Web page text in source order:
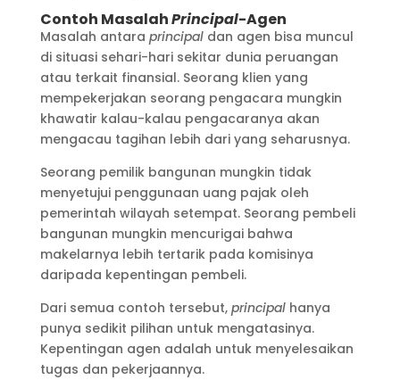
Contoh MasalahPrincipal-Agen
Masalah antara principaldan agen bisa muncul
di situasi sehari-hari sekitar dunia peruangan
atau terkait finansial. Seorang klien yang
mempekerjakan seorang pengacara mungkin
khawatir kalau-kalau pengacaranya akan
mengacau tagihan lebih dari yang seharusnya.
Seorang pemilik bangunan mungkin tidak
menyetujui penggunaan uang pajak oleh
pemerintah wilayah setempat. Seorang pembeli
bangunan mungkin mencurigai bahwa
makelarnya lebih tertarik pada komisinya
daripada kepentingan pembeli.
Dari semua contoh tersebut, principalhanya
punya sedikit pilihan untuk mengatasinya.
Kepentingan agen adalah untuk menyelesaikan
tugas dan pekerjaannya.